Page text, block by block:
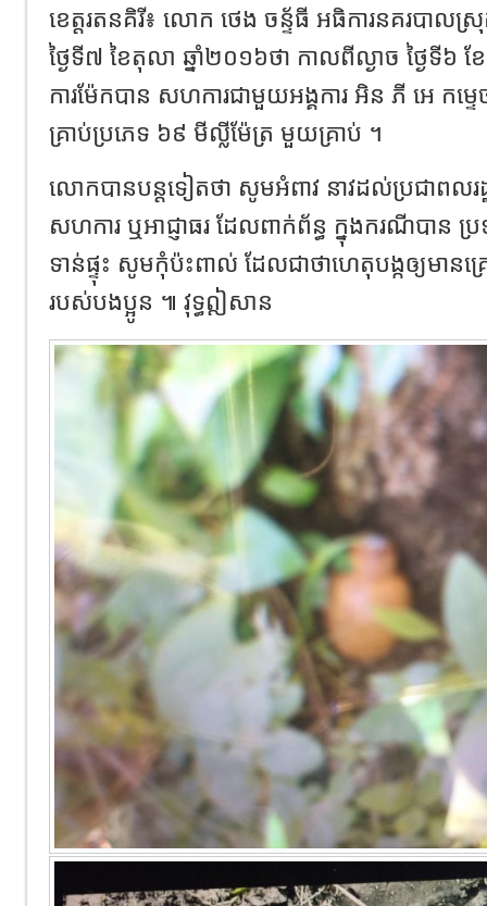
ខេត្តរតនគិរី៖ លោក ថេង ចន្ទ័ធី អធិការនគរបាល
ថ្ងៃទី៧ ខៃតុលា ឆ្នាំ២០១៦ថា កាលពីល្ងាច ថ្ងៃទី៦
ការម៉ែកបាន សហការជាមួយអង្គការ អិន ភី អេ កម្ទ
គ្រាប់ប្រភេទ ៦៩ មីល្លីម៉ែត្រ មួយគ្រាប់ ។
លោកបានបន្តទៀតថា សូមអំពាវ នាវដល់ប្រជាពលរដ្ឋ
សហការ ឬអាជ្ញាធរ ដែលពាក់ព័ន្ធ ក្នុងករណីបាន
ទាន់ផ្ទុះ សូមកុំប៉ះពាល់ ដែលជាថាហេតុបង្កឲ្យមានគ្
របស់បងប្អូន ៕ វុទ្ធឦសាន